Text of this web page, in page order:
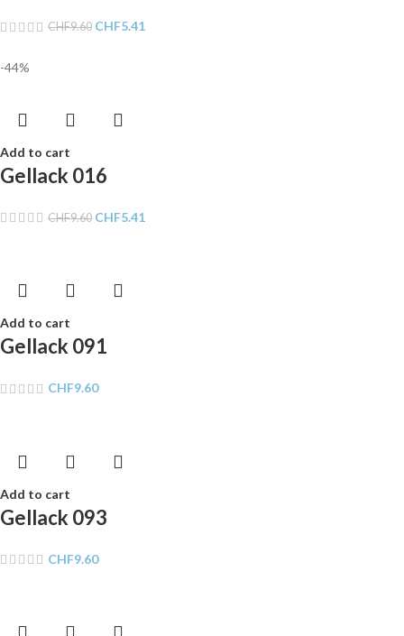
CHF9.60 CHF5.41
-44%
Add to cart
Gellack 016
CHF9.60 CHF5.41
Add to cart
Gellack 091
CHF9.60
Add to cart
Gellack 093
CHF9.60